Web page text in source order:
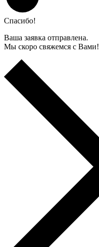
Спасибо!
Ваша заявка отправлена.
Мы скоро свяжемся с Вами!